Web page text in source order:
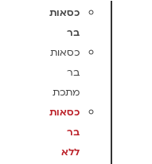
כסאות
בר
כסאות
בר
מתכת
כסאות
בר
ללא